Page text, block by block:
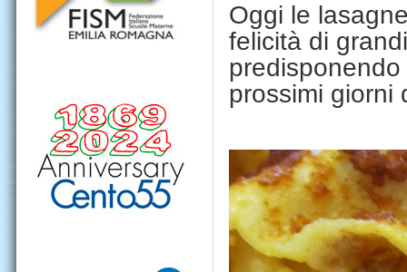
Oggi le
felicità di
prossimi giorni